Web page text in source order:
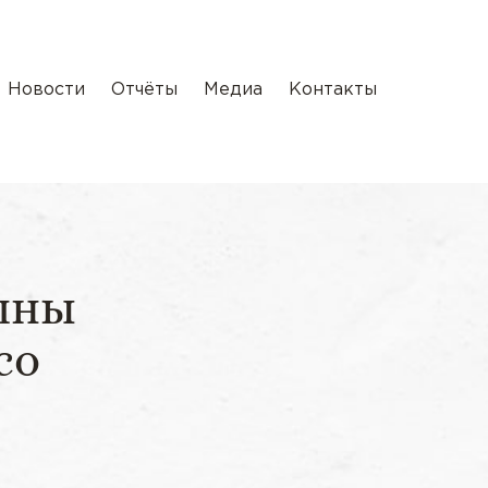
Новости Отчёты Медиа Контакты